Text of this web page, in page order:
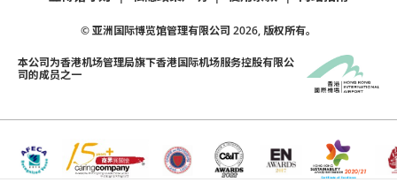
© 亚洲国际博览馆管理有限公司 2026, 版权所有。
本公司为香港机场管理局旗下香港国际机场服务控股有限公
司的成员之一